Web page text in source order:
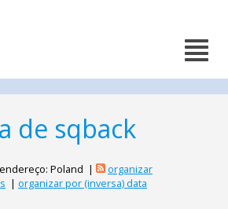
de sqback
Poland |
organizar
| organizar por (inversa) data